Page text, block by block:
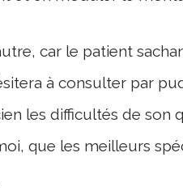
car le patient
à consulter par
les difficultés de son
que les meilleurs